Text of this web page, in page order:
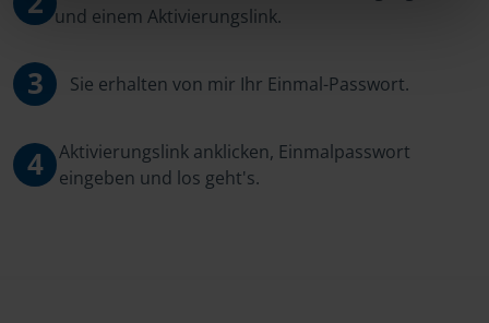
und einem Aktivierungslink.
3 Sie erhalten von mir Ihr Einmal-Passwort.
4
Aktivierungslink anklicken, Einmalpasswort
eingeben und los geht's.